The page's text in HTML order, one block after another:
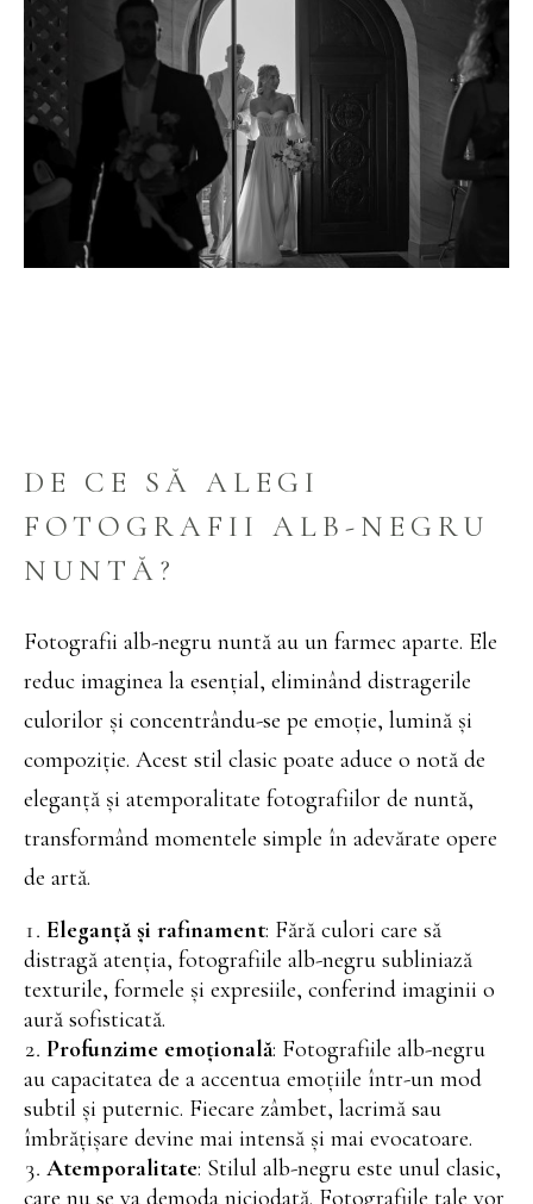
DE CE SĂ ALEGI
FOTOGRAFII ALB-NEGRU
NUNTĂ?
Fotografii alb-negru nuntă au un farmec aparte. Ele
reduc imaginea la esențial, eliminând distragerile
culorilor și concentrându-se pe emoție, lumină și
compoziție. Acest stil clasic poate aduce o notă de
eleganță și atemporalitate fotografiilor de nuntă,
transformând momentele simple în adevărate opere
de artă.
Eleganță și rafinament: Fără culori care să
distragă atenția, fotografiile alb-negru subliniază
texturile, formele și expresiile, conferind imaginii o
aură sofisticată.
Profunzime emoțională: Fotografiile alb-negru
au capacitatea de a accentua emoțiile într-un mod
subtil și puternic. Fiecare zâmbet, lacrimă sau
îmbrățișare devine mai intensă și mai evocatoare.
Atemporalitate: Stilul alb-negru este unul clasic,
care nu se va demoda niciodată. Fotografiile tale vor